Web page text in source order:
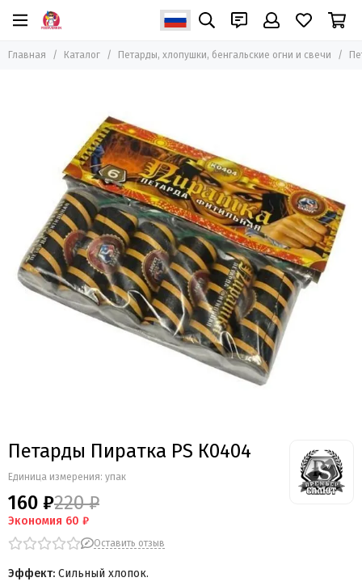
Петарды, хлопушки, бенгальские огни и свечи
Пневмохлопушки
Хлопушки пиротехнические
Главная Каталог Петарды, хлопушки, бенгальские огни и свечи
Петарды Пиратка PS К0404
Единица измерения: упак
160 ₽220 ₽
Экономия 60 ₽
Оставить отзыв
Эффект: Сильный хлопок.